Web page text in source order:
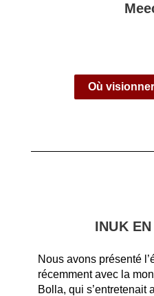
Où
INUK
Nous avons présenté
récemment avec la
Bolla, qui s’entretenait